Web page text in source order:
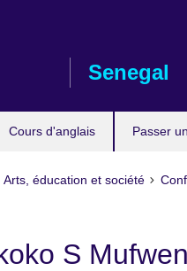
Senegal
Cours d'anglais Passer
Arts, éducation et société
S